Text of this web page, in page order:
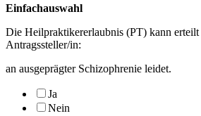
Einfachauswahl
Die Heilpraktikererlaubnis (PT) kann
Antragssteller/in:
an ausgeprägter Schizophrenie leidet.
Ja
Nein